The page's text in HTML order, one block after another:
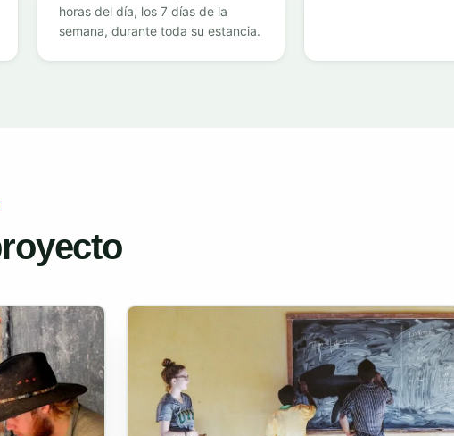
horas del día, los 7 días de la
semana, durante toda su estancia.